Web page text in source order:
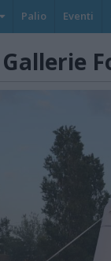
Palio Eventi
Gallerie